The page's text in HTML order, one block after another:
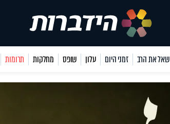
שאל את הרב זמני היום עלון שופס מחלקות תרומות